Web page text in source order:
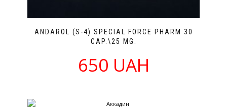
ANDAROL (S-4) SPECIAL FORCE PHARM 30
CAP.\25 MG.
650 UAH